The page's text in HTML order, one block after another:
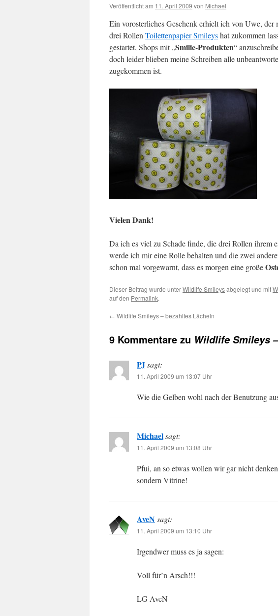
Veröffentlicht am 11. April 2009 von Michael
Ein vorosterliches Geschenk erhielt ich von Uwe, der
drei Rollen Toilettenpapier Smileyshat zukommen
gestartet, Shops mit „Smilie-Produkten“
doch leider blieben meine Schreiben alle
zugekommen ist.
Vielen Dank!
Da ich es viel zu Schade finde, die drei Rollen ihrem
werde ich mir eine Rolle behalten und die zwei
schon mal vorgewarnt, dass es morgen eine große
Dieser Beitrag wurde unterWildlife Smileysabgelegt und mit
auf den Permalink.
← Wildlife Smileys – bezahltes Lächeln
9 Kommentare zu Wildlife Smileys
PJsagt:
11. April 2009 um 13:07 Uhr
Wie die Gelben wohl nach der Benutzung
Michaelsagt:
11. April 2009 um 13:08 Uhr
Pfui, an so etwas wollen wir gar nicht
sondern Vitrine!
AveNsagt:
11. April 2009 um 13:10 Uhr
Irgendwer muss es ja sagen:
Voll für’n Arsch!!!
LG AveN